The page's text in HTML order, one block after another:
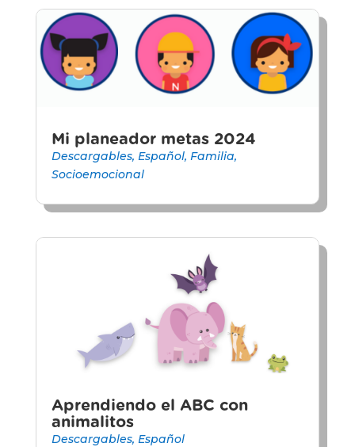
Mi planeador metas 2024
Descargables, Español, Familia,
Socioemocional
Aprendiendo el ABC con
animalitos
Descargables, Español